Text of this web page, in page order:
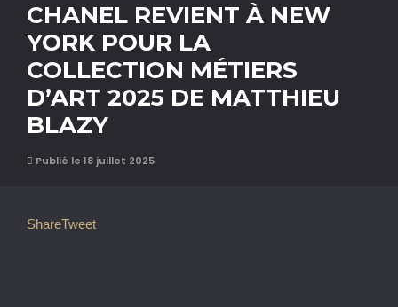
CHANEL REVIENT À NEW
YORK POUR LA
COLLECTION MÉTIERS
D’ART 2025 DE MATTHIEU
BLAZY
Publié le 18 juillet 2025
ShareTweet